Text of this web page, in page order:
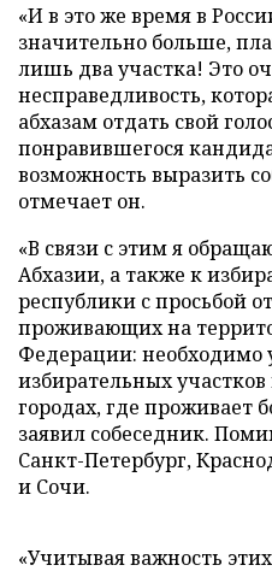
«И в это же время в
значительно больше,
лишь два участка! Это
несправедливость,
абхазам отдать свой
понравившегося
возможность выразить
отмечает он.
«В связи с этим я
Абхазии, а также к
республики с просьбой
проживающих на
Федерации: необходимо
избирательных
городах, где проживает
заявил собеседник.
Санкт-Петербург,
и Сочи.
«Учитывая важность